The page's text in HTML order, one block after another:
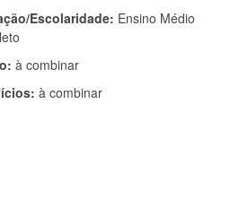
Escolaridade: Ensino Médio
à combinar
à combinar